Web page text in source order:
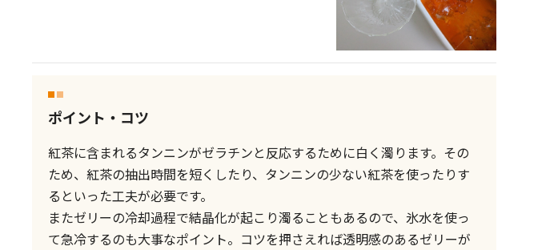
ポイント・コツ
紅茶に含まれるタンニンがゼラチンと反応するために白く濁ります。その
ため、紅茶の抽出時間を短くしたり、タンニンの少ない紅茶を使ったりす
るといった工夫が必要です。
またゼリーの冷却過程で結晶化が起こり濁ることもあるので、氷水を使っ
て急冷するのも大事なポイント。コツを押さえれば透明感のあるゼリーが